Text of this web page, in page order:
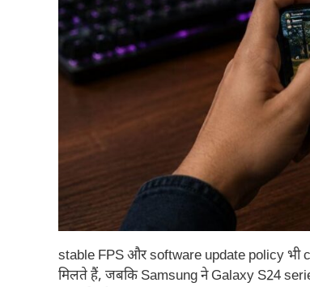
stable FPS और software update policy भी
मिलते हैं, जबकि Samsung ने Galaxy S24